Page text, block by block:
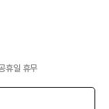
휴일 휴무